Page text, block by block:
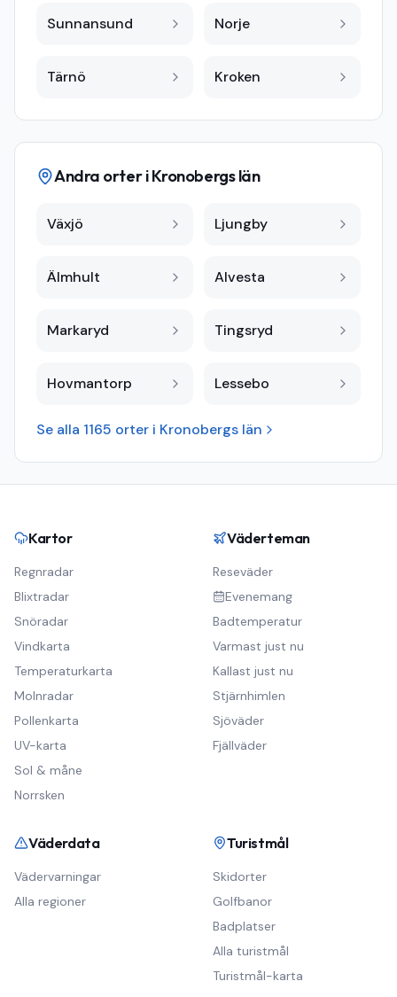
Sunnansund Norje
Tärnö Kroken
Andra orter iKronobergs län
Växjö Ljungby
Älmhult Alvesta
Markaryd Tingsryd
Hovmantorp Lessebo
Se alla 1165 orter i Kronobergs län
Kartor
Regnradar
Blixtradar
Snöradar
Vindkarta
Temperaturkarta
Molnradar
Pollenkarta
UV-karta
Sol & måne
Norrsken
Väderteman
Reseväder
Evenemang
Badtemperatur
Varmast just nu
Kallast just nu
Stjärnhimlen
Sjöväder
Fjällväder
Väderdata
Vädervarningar
Alla regioner
Turistmål
Skidorter
Golfbanor
Badplatser
Alla turistmål
Turistmål-karta